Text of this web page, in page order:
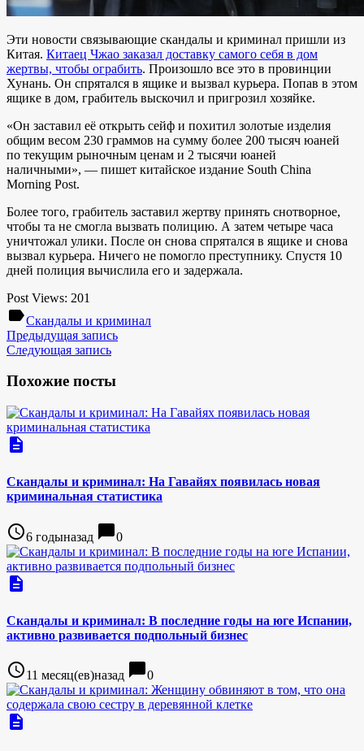
Эти новости связывающие скандалы и криминал пришли из
Китая. Китаец Чжао заказал доставку самого себя в дом
жертвы, чтобы ограбить. Произошло все это в провинции
Хунань. Он спрятался в ящике и вызвал курьера. Попав в этом
ящике в дом, грабитель выскочил и пригрозил хозяйке.
«Он заставил её открыть сейф и похитил золотые изделия
общим весом 230 граммов на сумму более 200 тысяч юаней
по текущим рыночным ценам и 2 тысячи юаней
наличными», — пишет китайское издание South China
Morning Post.
Более того, грабитель заставил жертву принять снотворное,
чтобы та не смогла вызвать полицию. А затем четыре часа
уничтожал улики. После он снова спрятался в ящике и снова
вызвал курьера. Ничего не помогло преступнику. Спустя 10
дней полиция вычислила его и задержала.
Post Views: 201
labelСкандалы и криминал
Предыдущая запись
Следующая запись
Похожие посты
description
Скандалы и криминал: На Гавайях появилась новая
криминальная статистика
access_time6 годыназад chat_bubble0
description
Скандалы и криминал: В последние годы на юге Испании,
активно развивается подпольный бизнес
access_time11 месяц(ев)назад chat_bubble0
description